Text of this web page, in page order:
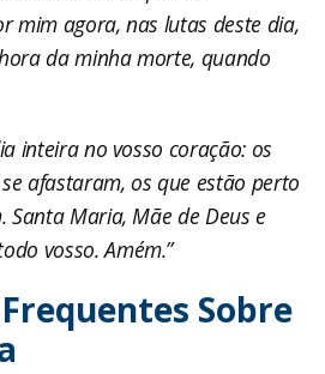
mim agora, nas lutas deste dia,
da minha morte, quando
inteira no vosso coração: os
afastaram, os que estão perto
Santa Maria, Mãe de Deus e
vosso. Amém.”
Sobre